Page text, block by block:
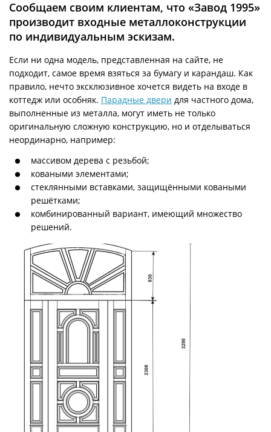
Сообщаем своим клиентам, что «Завод 1995»
производит входные металлоконструкции
по индивидуальным эскизам.
Если ни одна модель, представленная на сайте, не
подходит, самое время взяться за бумагу и карандаш. Как
правило, нечто эксклюзивное хочется видеть на входе в
коттедж или особняк. Парадные двери для частного дома,
выполненные из металла, могут иметь не только
оригинальную сложную конструкцию, но и отделываться
неординарно, например:
массивом дерева с резьбой;
коваными элементами;
стеклянными вставками, защищёнными коваными
решётками;
комбинированный вариант, имеющий множество
решений.